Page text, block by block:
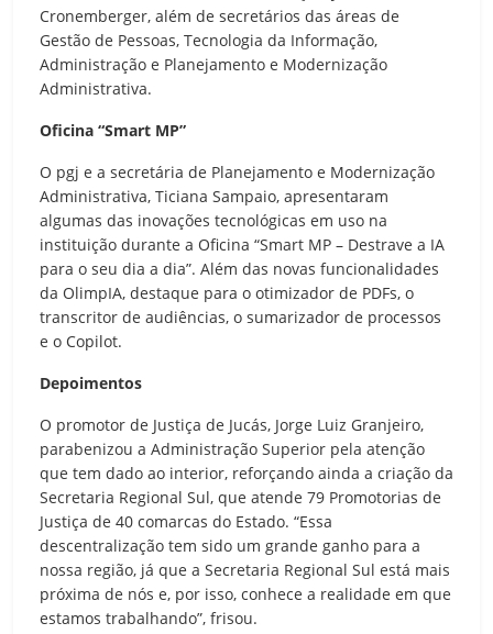
Cronemberger, além de secretários das áreas de
Gestão de Pessoas, Tecnologia da Informação,
Administração e Planejamento e Modernização
Administrativa.
Oficina “Smart MP”
O pgj e a secretária de Planejamento e Modernização
Administrativa, Ticiana Sampaio, apresentaram
algumas das inovações tecnológicas em uso na
instituição durante a Oficina “Smart MP – Destrave a IA
para o seu dia a dia”. Além das novas funcionalidades
da OlimpIA, destaque para o otimizador de PDFs, o
transcritor de audiências, o sumarizador de processos
e o Copilot.
Depoimentos
O promotor de Justiça de Jucás, Jorge Luiz Granjeiro,
parabenizou a Administração Superior pela atenção
que tem dado ao interior, reforçando ainda a criação da
Secretaria Regional Sul, que atende 79 Promotorias de
Justiça de 40 comarcas do Estado. “Essa
descentralização tem sido um grande ganho para a
nossa região, já que a Secretaria Regional Sul está mais
próxima de nós e, por isso, conhece a realidade em que
estamos trabalhando”, frisou.